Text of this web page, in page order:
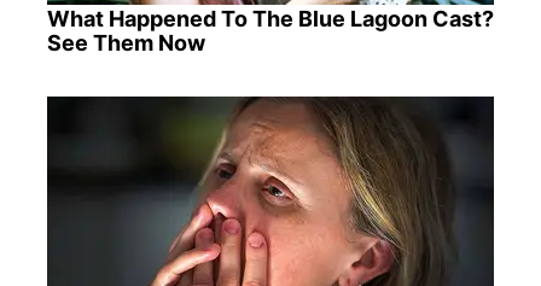
What Happened To The Blue Lagoon Cast?
See Them Now